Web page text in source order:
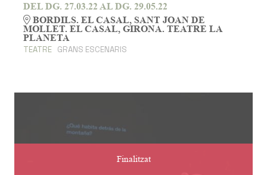
DEL DG. 27.03.22 AL DG. 29.05.22
BORDILS. EL CASAL, SANT JOAN DE
MOLLET. EL CASAL, GIRONA. TEATRE LA
PLANETA
TEATRE GRANS ESCENARIS
Finalitzat